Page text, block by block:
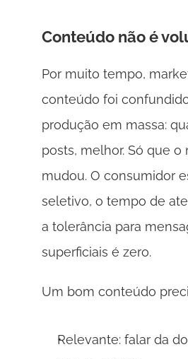
Por muito tempo,
conteúdo foi
produção em massa:
posts, melhor. Só que o
mudou. O consumidor
seletivo, o tempo de
a tolerância para
superficiais é zero.
Um bom conteúdo
Relevante: falar da